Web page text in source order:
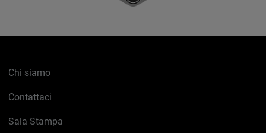
Chi siamo
Contattaci
Sala Stampa